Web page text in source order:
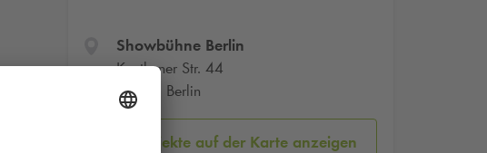
Showbühne Berlin
Koethener Str. 44
10963 Berlin
Parkobjekte auf der Karte anzeigen